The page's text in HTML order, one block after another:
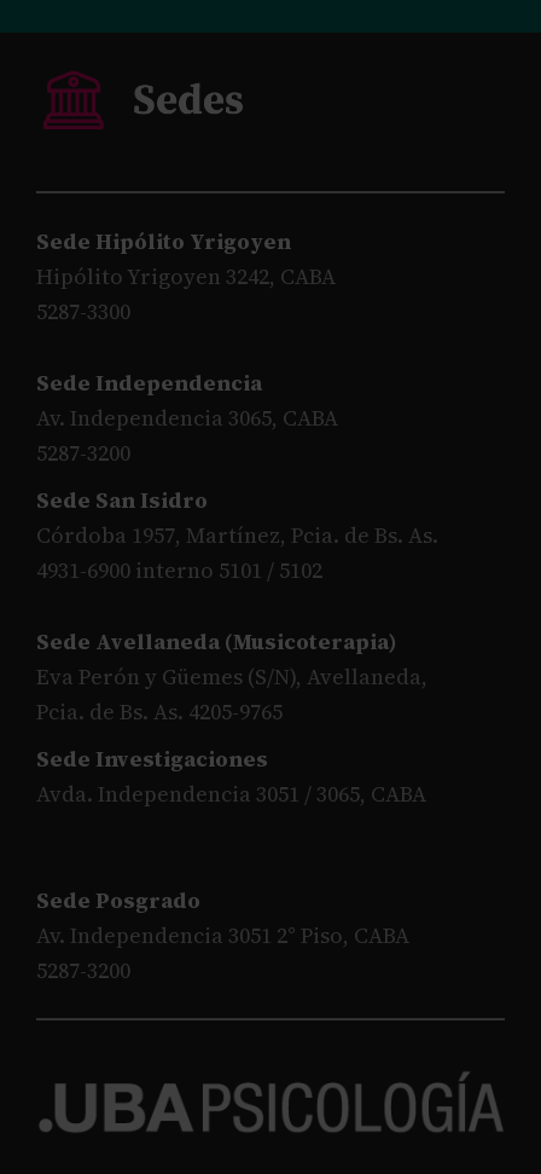
Sede Hipólito Yrigoyen
Hipólito Yrigoyen 3242, CABA
5287-3300
Sede Independencia
Av. Independencia 3065, CABA
5287-3200
Sede San Isidro
Córdoba 1957, Martínez, Pcia. de Bs. As.
4931-6900 interno 5101 / 5102
Sede Avellaneda (Musicoterapia)
Eva Perón y Güemes (S/N), Avellaneda,
Pcia. de Bs. As. 4205-9765
Sede Investigaciones
Avda. Independencia 3051 / 3065, CABA
Sede Posgrado
Av. Independencia 3051 2° Piso, CABA
5287-3200